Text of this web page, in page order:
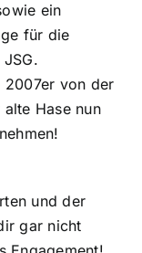
ein
für die
2007er von der
Hase nun
und der
gar nicht